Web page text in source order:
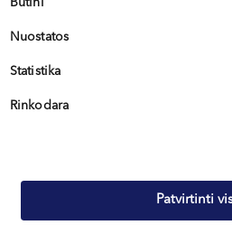
Nuostatos
Statistika
Rinkodara
Patvirtinti
rimtas ligas
dienomis, dėl ilgo sėdėjimo,